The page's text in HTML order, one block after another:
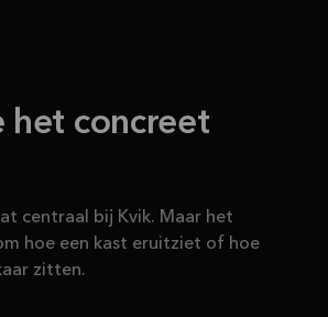
het concreet
centraal bij Kvik. Maar het
hoe een kast eruitziet of hoe
zitten.